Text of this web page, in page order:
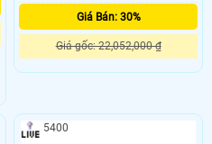
Giá Bán: 30%
Giá gốc: 22,052,000 ₫
5400